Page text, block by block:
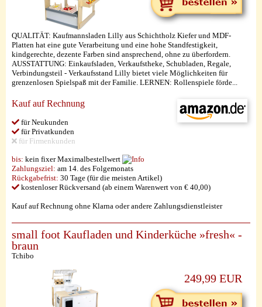
QUALITÄT: Kaufmannsladen Lilly aus Schichtholz Kiefer und MDF-
Platten hat eine gute Verarbeitung und eine hohe Standfestigkeit,
kindgerechte, dezente Farben sind ansprechend, ohne zu überfordern.
AUSSTATTUNG: Einkaufsladen, Verkaufstheke, Schubladen, Regale,
Verbindungsteil - Verkaufsstand Lilly bietet viele Möglichkeiten für
grenzenlosen Spielspaß mit der Familie. LERNEN: Rollenspiele förde...
Kauf auf Rechnung
für Neukunden
für Privatkunden
für Firmenkunden
bis: kein fixer Maximalbestellwert
Zahlungsziel: am 14. des Folgemonats
Rückgabefrist: 30 Tage (für die meisten Artikel)
kostenloser Rückversand (ab einem Warenwert von € 40,00)
Kauf auf Rechnung ohne Klarna oder andere Zahlungsdienstleister
small foot Kaufladen und Kinderküche »fresh« -
braun
Tchibo
249,99 EUR